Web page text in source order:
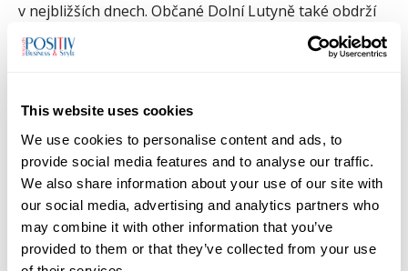
This website uses cookies
We use cookies to personalise content and ads, to
provide social media features and to analyse our traffic.
We also share information about your use of our site with
our social media, advertising and analytics partners who
may combine it with other information that you’ve
provided to them or that they’ve collected from your use
v nejbližších dnech. Občané Dolní Lutyně také obdrží
informační leták do schránek. Vedení
Moravskoslezského kraje dále počítá s uspořádáním
strategického podnikatelského parku týká.
Metodika průzkumu
Citovaný průzkum analytického ústavu STEM byl proveden
na reprezentativním vzorku 670 respondentů ve dnech 2.–
6. 2. 2024 metodou online dotazování. Cílovou populací